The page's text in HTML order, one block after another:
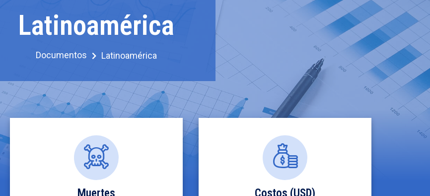
Latinoamérica
Documentos Latinoamérica
Muertes Costos (USD)